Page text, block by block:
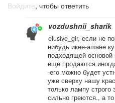
Войдите, чтобы ответить
vozdushnii_sharik
elusive_gir, если не
нибудь икее-ашане
подходящей
еще продаются
-его можно будет
уже сверху нашу
только лампу
сильно греются., а